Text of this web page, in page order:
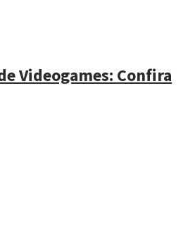
Videogames: Confira